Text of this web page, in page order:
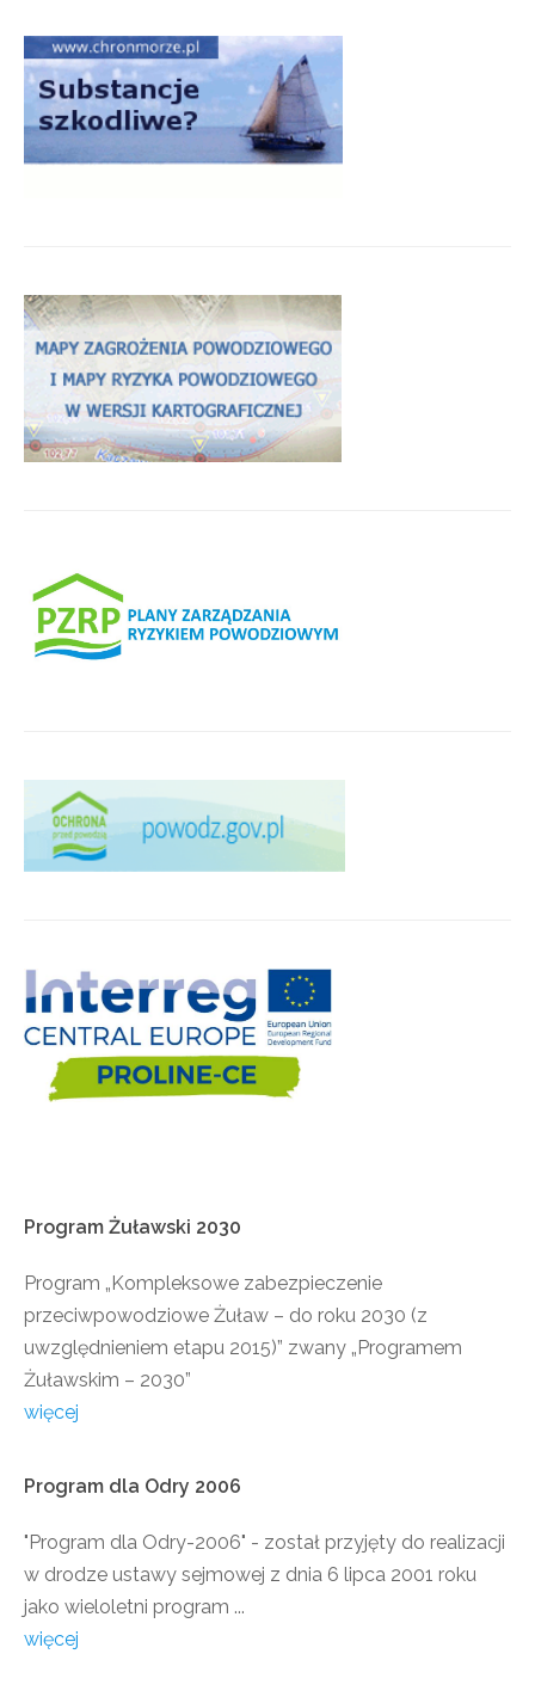
Program Żuławski 2030
Program „Kompleksowe zabezpieczenie
przeciwpowodziowe Żuław – do roku 2030 (z
uwzględnieniem etapu 2015)” zwany „Programem
Żuławskim – 2030”
więcej
Program dla Odry 2006
"Program dla Odry-2006" - został przyjęty do realizacji
w drodze ustawy sejmowej z dnia 6 lipca 2001 roku
jako wieloletni program ...
więcej